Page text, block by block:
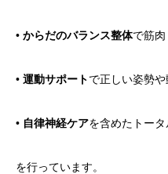
• からだのバランス整体で筋肉
• 運動サポートで正しい姿勢
• 自律神経ケアを含めたトータ
を行っています。